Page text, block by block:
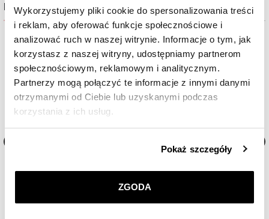
Wykorzystujemy pliki cookie do spersonalizowania treści
i reklam, aby oferować funkcje społecznościowe i
analizować ruch w naszej witrynie. Informacje o tym, jak
korzystasz z naszej witryny, udostępniamy partnerom
społecznościowym, reklamowym i analitycznym.
Partnerzy mogą połączyć te informacje z innymi danymi
otrzymanymi od Ciebie lub uzyskanymi podczas
korzystania z ich usług.
przez nas plików cookie znajdziesz wPolityce
prywatności.
Pokaż szczegóły
ZGODA
Najczęściej wybierane
890zł 870zł